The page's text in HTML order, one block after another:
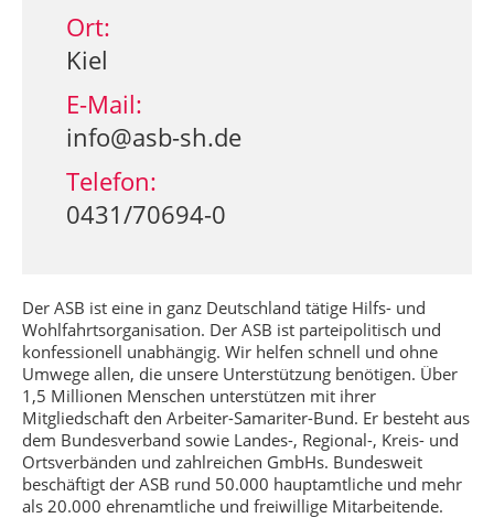
Der ASB ist eine in ganz Deutschland tätige Hilfs- und
Wohlfahrtsorganisation. Der ASB ist parteipolitisch und
konfessionell unabhängig. Wir helfen schnell und ohne
Umwege allen, die unsere Unterstützung benötigen. Über
1,5 Millionen Menschen unterstützen mit ihrer
Mitgliedschaft den Arbeiter-Samariter-Bund. Er besteht aus
dem Bundesverband sowie Landes-, Regional-, Kreis- und
Ortsverbänden und zahlreichen GmbHs. Bundesweit
beschäftigt der ASB rund 50.000 hauptamtliche und mehr
als 20.000 ehrenamtliche und freiwillige Mitarbeitende.
Ort:
Kiel
E-Mail:
info@asb-sh.de
Telefon:
0431/70694-0